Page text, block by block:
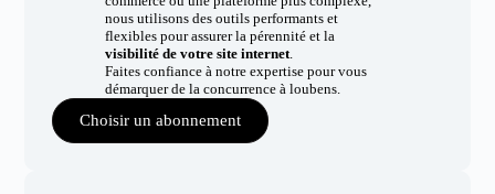
nous utilisons des outils performants et
flexibles pour assurer la pérennité et la
visibilité de votre site internet.
Faites confiance à notre expertise pour vous
démarquer de la concurrence à loubens.
Choisir un abonnement